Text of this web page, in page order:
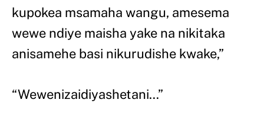
kupokea msamaha wangu, amesema
wewe ndiye maisha yake na nikitaka
anisamehe basi nikurudishe kwake,”
“Wewenizaidiyashetani…”